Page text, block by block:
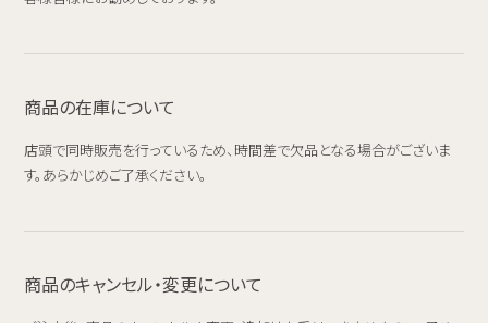
商品の在庫について
店頭で同時販売を行っているため、時間差で欠品となる場合がございま
す。あらかじめご了承ください。
商品のキャンセル・変更について